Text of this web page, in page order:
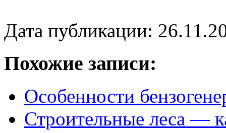
Дата публикации:
Похожие записи:
Особенности
Строительные леса —